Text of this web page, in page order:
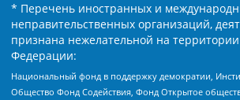
* Перечень иностранных и
неправительственных организаций,
признана нежелательной на территории
Федерации:
Национальный фонд в поддержку демократии,
Общество Фонд Содействия, Фонд Открытое